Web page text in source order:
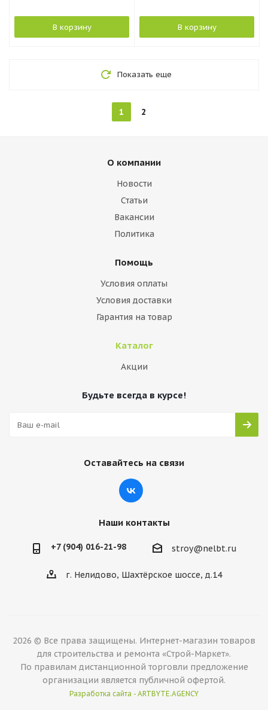
В корзину В корзину
Показать еще
1 2
О компании
Новости
Статьи
Вакансии
Политика
Помощь
Условия оплаты
Условия доставки
Гарантия на товар
Каталог
Акции
Будьте всегда в курсе!
Оставайтесь на связи
Наши контакты
+7 (904) 016-21-98 stroy@nelbt.ru
г. Нелидово, Шахтёрское шоссе, д.14
2026 © Все права защищены. Интернет-магазин товаров
для строительства и ремонта «Строй-Маркет».
По правилам дистанционной торговли предложение
организации является публичной офертой.
Разработка сайта - ARTBYTE.AGENCY